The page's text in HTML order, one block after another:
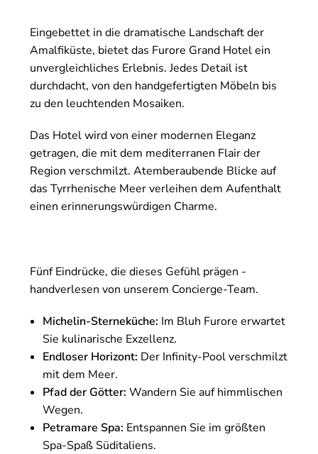
Eingebettet in die dramatische Landschaft der
Amalfiküste, bietet das Furore Grand Hotel ein
unvergleichliches Erlebnis. Jedes Detail ist
durchdacht, von den handgefertigten Möbeln bis
zu den leuchtenden Mosaiken.
Das Hotel wird von einer modernen Eleganz
getragen, die mit dem mediterranen Flair der
Region verschmilzt. Atemberaubende Blicke auf
das Tyrrhenische Meer verleihen dem Aufenthalt
einen erinnerungswürdigen Charme.
Fünf Eindrücke, die dieses Gefühl prägen -
handverlesen von unserem Concierge-Team.
Michelin-Sterneküche: Im Bluh Furore erwartet
Sie kulinarische Exzellenz.
Endloser Horizont: Der Infinity-Pool verschmilzt
mit dem Meer.
Pfad der Götter: Wandern Sie auf himmlischen
Wegen.
Petramare Spa: Entspannen Sie im größten
Spa-Spaß Süditaliens.